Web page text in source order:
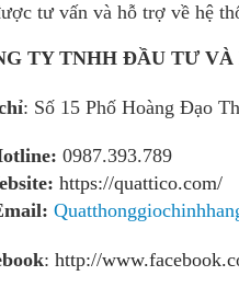
tư vấn và hỗ trợ về hệ
TY TNHH ĐẦU TƯ
: Số 15 Phố Hoàng Đạo
0987.393.789
https://quattico.com/
: http://